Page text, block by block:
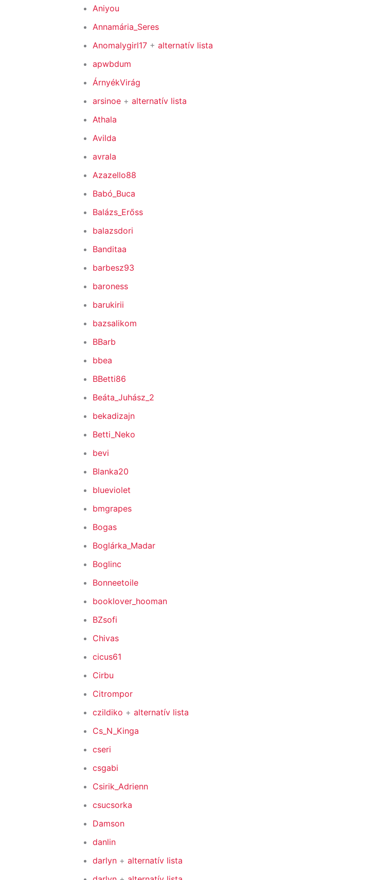
Aniyou
Annamária_Seres
Anomalygirl17 + alternatív lista
apwbdum
ÁrnyékVirág
arsinoe + alternatív lista
Athala
Avilda
avrala
Azazello88
Babó_Buca
Balázs_Erőss
balazsdori
Banditaa
barbesz93
baroness
barukirii
bazsalikom
BBarb
bbea
BBetti86
Beáta_Juhász_2
bekadizajn
Betti_Neko
bevi
Blanka20
blueviolet
bmgrapes
Bogas
Boglárka_Madar
Boglinc
Bonneetoile
booklover_hooman
BZsofi
Chivas
cicus61
Cirbu
Citrompor
czildiko + alternatív lista
Cs_N_Kinga
cseri
csgabi
Csirik_Adrienn
csucsorka
Damson
danlin
darlyn + alternatív lista